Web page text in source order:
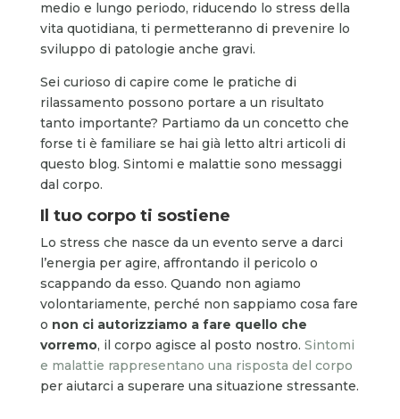
medio e lungo periodo, riducendo lo stress della
vita quotidiana, ti permetteranno di prevenire lo
sviluppo di patologie anche gravi.
Sei curioso di capire come le pratiche di
rilassamento possono portare a un risultato
tanto importante? Partiamo da un concetto che
forse ti è familiare se hai già letto altri articoli di
questo blog. Sintomi e malattie sono messaggi
dal corpo.
Il tuo corpo ti sostiene
Lo stress che nasce da un evento serve a darci
l’energia per agire, affrontando il pericolo o
scappando da esso. Quando non agiamo
volontariamente, perché non sappiamo cosa fare
o non ci autorizziamo a fare quello che
vorremo, il corpo agisce al posto nostro. Sintomi
e malattie rappresentano una risposta del corpo
per aiutarci a superare una situazione stressante.